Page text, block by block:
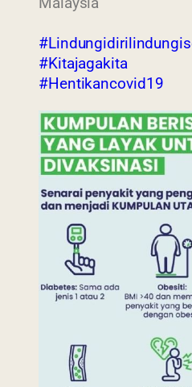
#Kitajagakita
#Hentikancovid19